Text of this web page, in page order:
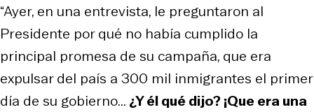
“Ayer, en una entrevista, le preguntaron al
Presidente por qué no había cumplido la
principal promesa de su campaña, que era
expulsar del país a 300 mil inmigrantes el primer
día de su gobierno... ¿Y él qué dijo? ¡Que era una